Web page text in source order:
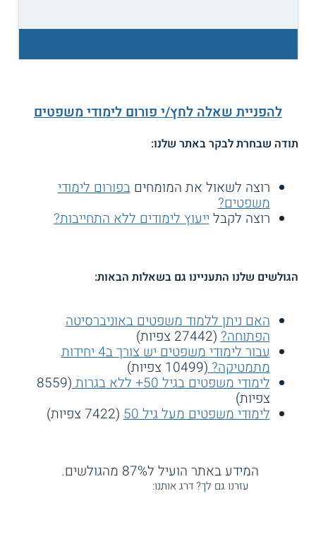
להפניית שאלה לחץ/י פורום לימודי משפטים
תודה שבחרת לבקר באתר שלנו:
רוצה לשאול את המומחיםבפורום לימודי
משפטים?
רוצה לקבלייעוץ לימודים ללא התחייבות?
הגולשים שלנו התעניינו גם בשאלות הבאות:
האם ניתן ללמוד משפטים באוניברסיטה
הפתוחה?(27442 צפיות)
עבור לימודי משפטים יש צורך ב4 יחידות
מתמטיקה?(10499 צפיות)
לימודי משפטים בגיל 50+ ללא בגרות (8559
צפיות)
לימודי משפטים מעל גיל 50 (7422 צפיות)
המידע באתר הועיל ל87% מהגולשים.
עזרנו גם לך? דרג אותנו: